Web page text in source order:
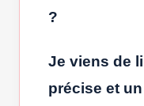
?
Je viens de
précise et